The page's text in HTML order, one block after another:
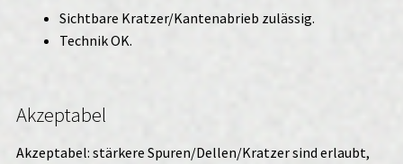
Sichtbare Kratzer/Kantenabrieb zulässig.
Technik OK.
Akzeptabel
Akzeptabel: stärkere Spuren/Dellen/Kratzer sind erlaubt,